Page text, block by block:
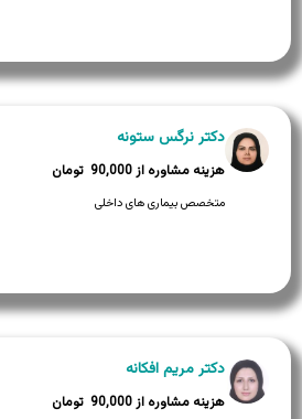
دکتر نرگس ستونه
90,000
متخصص بیماری های داخلی
دکتر مریم افکانه
90,000